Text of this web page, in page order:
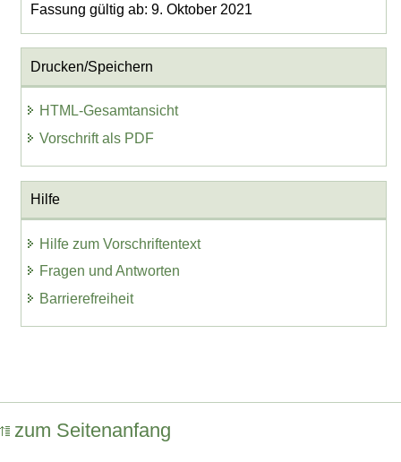
Fassung gültig ab: 9. Oktober 2021
Drucken/Speichern
HTML-Gesamtansicht
Vorschrift als PDF
Hilfe
Hilfe zum Vorschriftentext
Fragen und Antworten
Barrierefreiheit
zum Seitenanfang